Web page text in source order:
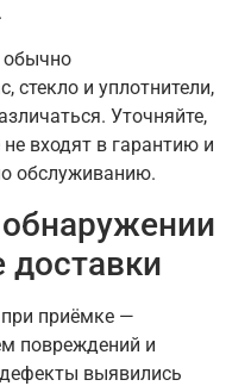
обычно
стекло и уплотнители,
Уточняйте,
входят в гарантию и
обслуживанию.
доставки
приёмке —
повреждений и
выявились